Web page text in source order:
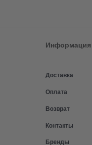
Информация
Доставка
Оплата
Возврат
Контакты
Бренды